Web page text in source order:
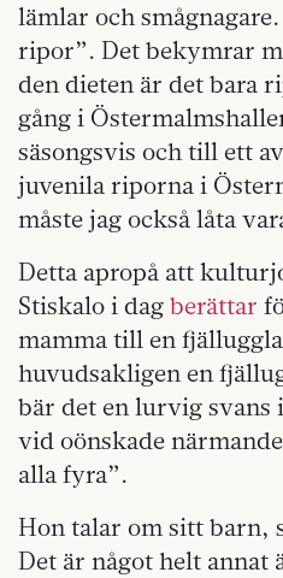
lämlar och
ripor”. Det bekymrar
den dieten är det bara
gång i
säsongsvis och till ett
juvenila riporna i
måste jag också låta
Detta apropå att
Stiskalo i dag berättar
mamma till en
huvudsakligen en
bär det en lurvig
vid oönskade
alla fyra”.
Hon talar om sitt barn,
Det är något helt annat